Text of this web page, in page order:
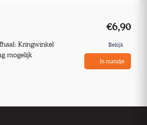
Kringwinkel
mogelijk
€6,90
Bekijk
In mandje